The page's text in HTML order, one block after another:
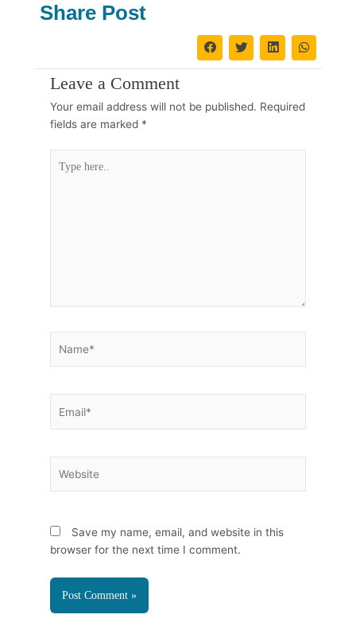
Share Post
Leave a Comment
Your email address will not be published. Required
fields are marked *
here..
Save my name, email, and website in this
browser for the next time I comment.